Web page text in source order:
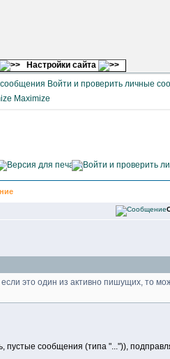
Настройки сайта
Войти и проверить личные
Maximize
это один из активно пишущих, то
пустые сообщения (типа "...")),